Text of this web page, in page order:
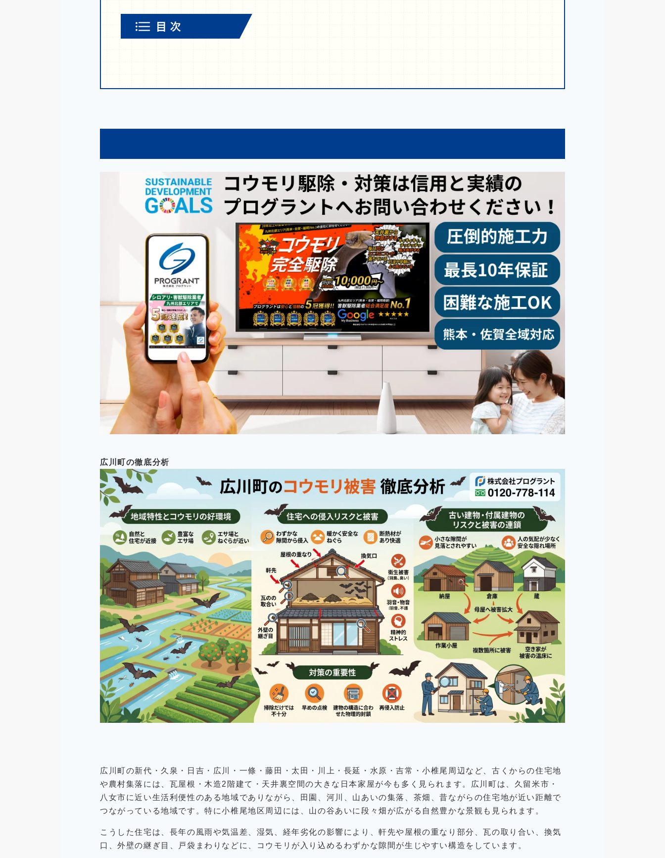
広川町の徹底分析
広川町の新代・久泉・日吉・広川・一條・藤田・太田・川上・長延・水原・吉常・小椎尾周辺など、古くからの住宅地
や農村集落には、瓦屋根・木造2階建て・天井裏空間の大きな日本家屋が今も多く見られます。広川町は、久留米市・
八女市に近い生活利便性のある地域でありながら、田園、河川、山あいの集落、茶畑、昔ながらの住宅地が近い距離で
つながっている地域です。特に小椎尾地区周辺には、山の谷あいに段々畑が広がる自然豊かな景観も見られます。
こうした住宅は、長年の風雨や気温差、湿気、経年劣化の影響により、軒先や屋根の重なり部分、瓦の取り合い、換気
口、外壁の継ぎ目、戸袋まわりなどに、コウモリが入り込めるわずかな隙間が生じやすい構造をしています。